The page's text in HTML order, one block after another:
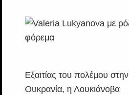
Εξαιτίας του πολέμου στην
Ουκρανία, η Λουκιάνοβα